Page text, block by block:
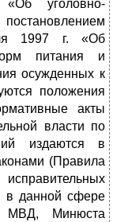
уголовно-
1997 г. «Об
питания и
осужденных к
положения
акты
власти по
издаются в
(Правила
в данной сфере
МВД, Минюста